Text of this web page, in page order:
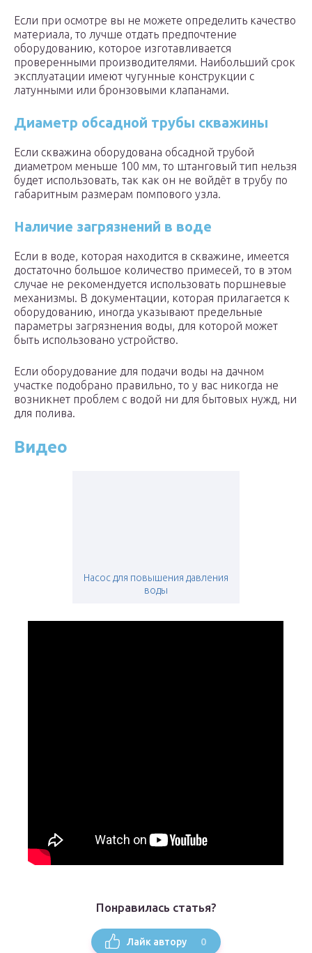
Если при осмотре вы не можете определить качество
материала, то лучше отдать предпочтение
оборудованию, которое изготавливается
проверенными производителями. Наибольший срок
эксплуатации имеют чугунные конструкции с
латунными или бронзовыми клапанами.
Диаметр обсадной трубы скважины
Если скважина оборудована обсадной трубой
диаметром меньше 100 мм, то штанговый тип нельзя
будет использовать, так как он не войдёт в трубу по
габаритным размерам помпового узла.
Наличие загрязнений в воде
Если в воде, которая находится в скважине, имеется
достаточно большое количество примесей, то в этом
случае не рекомендуется использовать поршневые
механизмы. В документации, которая прилагается к
оборудованию, иногда указывают предельные
параметры загрязнения воды, для которой может
быть использовано устройство.
Если оборудование для подачи воды на дачном
участке подобрано правильно, то у вас никогда не
возникнет проблем с водой ни для бытовых нужд, ни
для полива.
Видео
Насос для повышения давления
воды
Понравилась статья?
Лайк автору 0